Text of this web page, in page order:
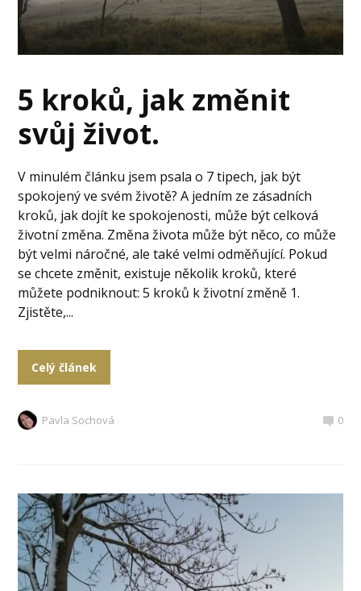
5 kroků, jak změnit
svůj život.
V minulém článku jsem psala o 7 tipech, jak být
spokojený ve svém životě? A jedním ze zásadních
kroků, jak dojít ke spokojenosti, může být celková
životní změna. Změna života může být něco, co může
být velmi náročné, ale také velmi odměňující. Pokud
se chcete změnit, existuje několik kroků, které
můžete podniknout: 5 kroků k životní změně 1.
Zjistěte,...
Celý článek
Pavla Sochová 0